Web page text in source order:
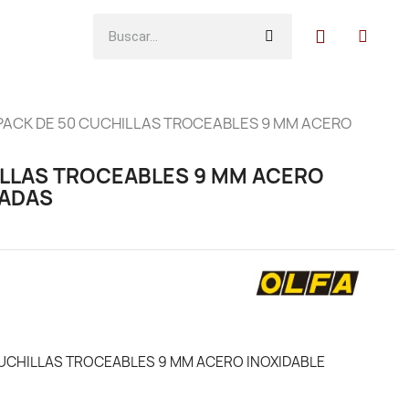
DE 50 CUCHILLAS TROCEABLES 9 MM ACERO
TROCEABLES 9 MM ACERO
TROCEABLES 9 MM ACERO INOXIDABLE